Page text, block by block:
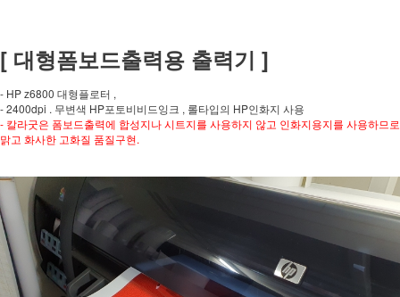
[ 대형폼보드출력용 출력기 ]
- HP z6800 대형플로터 ,
- 2400dpi . 무변색 HP포토비비드잉크 , 롤타입의 HP인화지 사용
- 칼라굿은 폼보드출력에 합성지나 시트지를 사용하지 않고 인화지용지를 사용하므로
맑고 화사한 고화질 품질구현.